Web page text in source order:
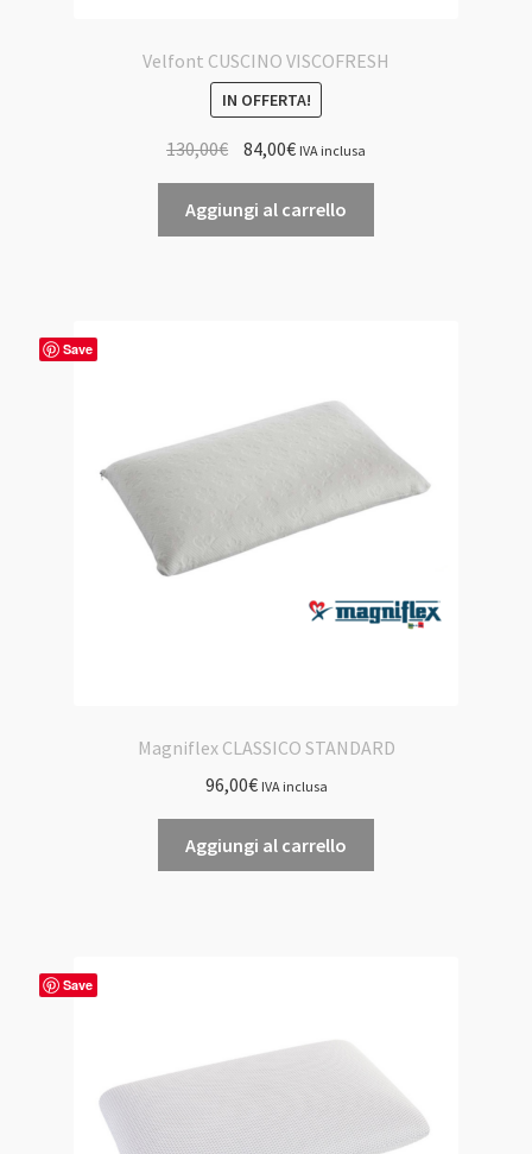
Velfont CUSCINO VISCOFRESH
IN OFFERTA!
130,00€
originale
era:
84,00€Il
attuale
è:
IVA inclusa
Aggiungi al carrello
Save
Magniflex CLASSICO STANDARD
96,00€ IVA inclusa
Aggiungi al carrello
Save